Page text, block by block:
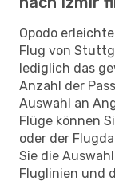
Opodo
Flug von
lediglich das
Anzahl der
Auswahl an
Flüge können
oder der
Sie die
Fluglinien und